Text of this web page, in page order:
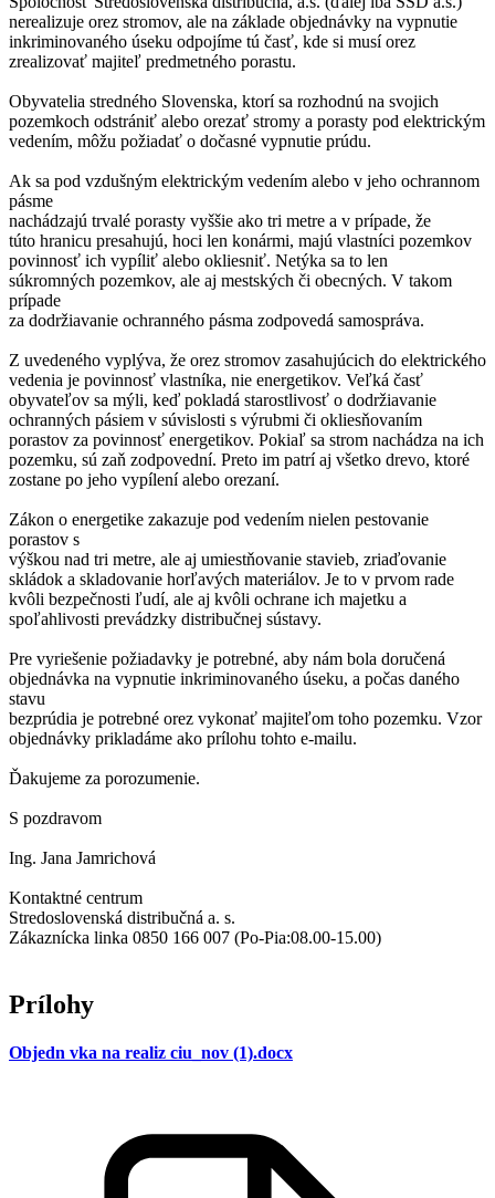
nerealizuje orez stromov, ale na základe objednávky na vypnutie
inkriminovaného úseku odpojíme tú časť, kde si musí orez
zrealizovať majiteľ predmetného porastu.
Obyvatelia stredného Slovenska, ktorí sa rozhodnú na svojich
pozemkoch odstrániť alebo orezať stromy a porasty pod elektrickým
vedením, môžu požiadať o dočasné vypnutie prúdu.
Ak sa pod vzdušným elektrickým vedením alebo v jeho ochrannom
pásme
nachádzajú trvalé porasty vyššie ako tri metre a v prípade, že
túto hranicu presahujú, hoci len konármi, majú vlastníci pozemkov
povinnosť ich vypíliť alebo okliesniť. Netýka sa to len
súkromných pozemkov, ale aj mestských či obecných. V takom
prípade
za dodržiavanie ochranného pásma zodpovedá samospráva.
Z uvedeného vyplýva, že orez stromov zasahujúcich do elektrického
vedenia je povinnosť vlastníka, nie energetikov. Veľká časť
obyvateľov sa mýli, keď pokladá starostlivosť o dodržiavanie
ochranných pásiem v súvislosti s výrubmi či okliesňovaním
porastov za povinnosť energetikov. Pokiaľ sa strom nachádza na ich
pozemku, sú zaň zodpovední. Preto im patrí aj všetko drevo, ktoré
zostane po jeho vypílení alebo orezaní.
Zákon o energetike zakazuje pod vedením nielen pestovanie
porastov s
výškou nad tri metre, ale aj umiestňovanie stavieb, zriaďovanie
skládok a skladovanie horľavých materiálov. Je to v prvom rade
kvôli bezpečnosti ľudí, ale aj kvôli ochrane ich majetku a
spoľahlivosti prevádzky distribučnej sústavy.
Pre vyriešenie požiadavky je potrebné, aby nám bola doručená
objednávka na vypnutie inkriminovaného úseku, a počas daného
stavu
bezprúdia je potrebné orez vykonať majiteľom toho pozemku. Vzor
objednávky prikladáme ako prílohu tohto e-mailu.
Ďakujeme za porozumenie.
S pozdravom
Ing. Jana Jamrichová
Kontaktné centrum
Stredoslovenská distribučná a. s.
Zákaznícka linka 0850 166 007 (Po-Pia:08.00-15.00)
Prílohy
Objedn vka na realiz ciu_nov (1).docx